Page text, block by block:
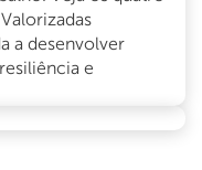
a desenvolver
e